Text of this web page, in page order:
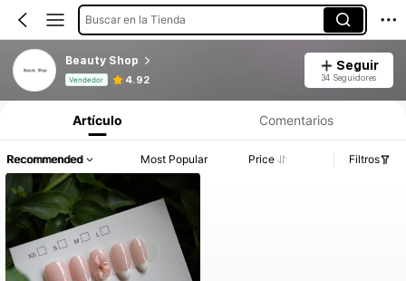
Buscar en la Tienda
Beauty Shop
Vendedor 4.92
Seguir
34 Seguidores
Artículo Comentarios
Recommended Most Popular Price Filtros